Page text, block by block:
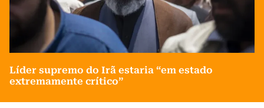
Líder supremo do Irã estaria “em estado
extremamente crítico”